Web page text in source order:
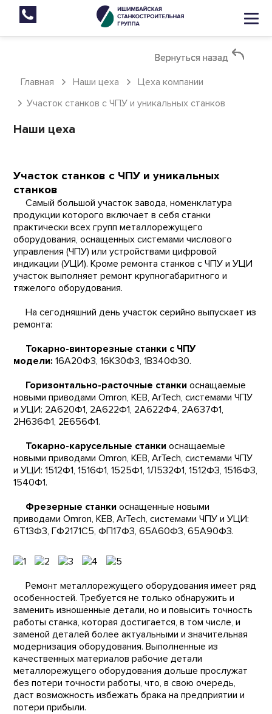
Вернуться назад
Главная
Вернуться назад
Наши цеха
Вернуться назад
Цеха компании
Участок станков с ЧПУ и уникальных станков
Наши цеха
Участок станков с ЧПУ и уникальных
станков
Самый большой участок завода, номенклатура
продукции которого включает в себя станки
практически всех групп металлорежущего
оборудования, оснащенных системами числового
управления (ЧПУ) или устройствами цифровой
индикации (УЦИ). Кроме ремонта станков с ЧПУ и УЦИ
участок выполняет ремонт крупногабаритного и
тяжелого оборудования.
На сегодняшний день участок серийно выпускает из
ремонта:
Токарно-винторезные станки с ЧПУ
модели: 16А20Ф3, 16К30Ф3, 1В340Ф30.
Горизонтально-расточные станки оснащаемые
новыми приводами Omron, KEB, ArTech, системами ЧПУ
и УЦИ: 2А620Ф1, 2А622Ф1, 2А622Ф4, 2А637Ф1,
2Н636Ф1, 2Е656Ф1.
Токарно-карусельные станки оснащаемые
новыми приводами Omron, KEB, ArTech, системами ЧПУ
и УЦИ: 1512Ф1, 1516Ф1, 1525Ф1, 1Л532Ф1, 1512Ф3, 1516Ф3,
1540Ф1.
Фрезерные станки оснащенные новыми
приводами Omron, KEB, ArTech, системами ЧПУ и УЦИ:
6Т13Ф3, ГФ2171С5, ФП17Ф3, 65А60Ф3, 65А90Ф3.
Ремонт металлорежущего оборудования имеет ряд
особенностей. Требуется не только обнаружить и
заменить изношенные детали, но и повысить точность
работы станка, которая достигается, в том числе, и
заменой деталей более актуальными и значительная
модернизация оборудования. Выполненные из
качественных материалов рабочие детали
металлорежущего оборудования дольше прослужат
без потери точности работы, что, в свою очередь,
даст возможность избежать брака на предприятии и
потери прибыли.